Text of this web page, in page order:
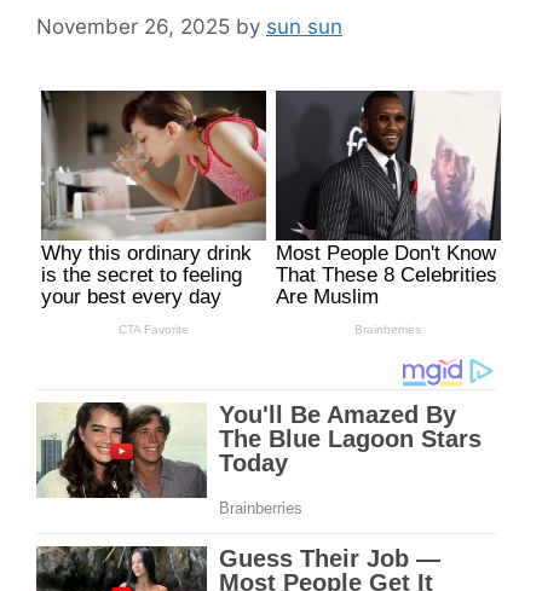
November 26, 2025 by sun sun